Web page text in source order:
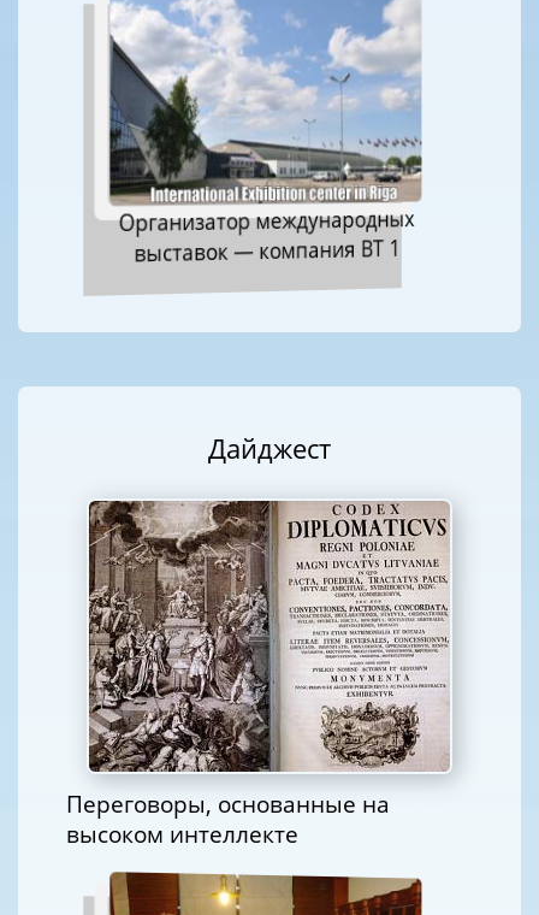
Организатор международных
выставок — компания ВТ 1
Дайджест
Переговоры, основанные на
высоком интеллекте